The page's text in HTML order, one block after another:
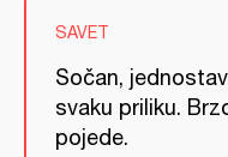
SAVET
Sočan,
svaku priliku.
pojede.